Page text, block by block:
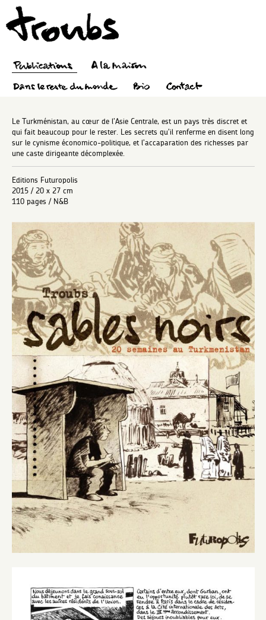
Le Turkménistan, au cœur de l’Asie Centrale, est un pays très discret et
qui fait beaucoup pour le rester. Les secrets qu’il renferme en disent long
sur le cynisme économico-politique, et l’accaparation des richesses par
une caste dirigeante décomplexée.
Editions Futuropolis
2015 / 20 x 27 cm
110 pages / N&B